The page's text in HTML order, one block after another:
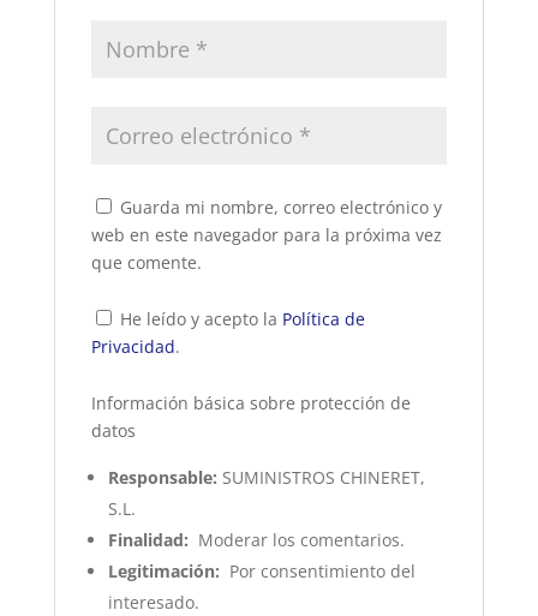
Guarda mi nombre, correo electrónico y
web en este navegador para la próxima vez
que comente.
He leído y acepto la Política de
Privacidad.
Información básica sobre protección de
datos
Responsable: SUMINISTROS CHINERET,
S.L.
Finalidad: Moderar los comentarios.
Legitimación: Por consentimiento del
interesado.